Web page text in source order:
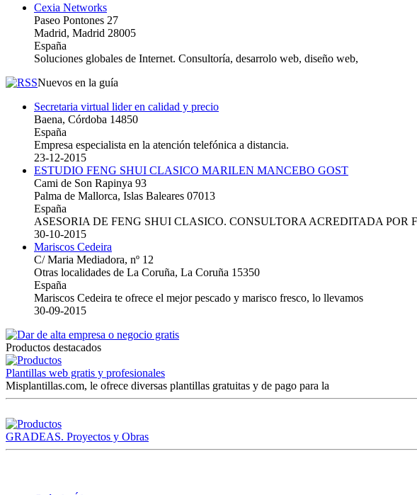
Cexia Networks
Paseo Pontones 27
Madrid, Madrid 28005
España
Soluciones globales de Internet. Consultoría, desarrolo web, diseño web,
Nuevos en la guía
Secretaria virtual lider en calidad y precio
Baena, Córdoba 14850
España
Empresa especialista en la atención telefónica a distancia.
23-12-2015
ESTUDIO FENG SHUI CLASICO MARILEN MANCEBO GOST
Cami de Son Rapinya 93
Palma de Mallorca, Islas Baleares 07013
España
ASESORIA DE FENG SHUI CLASICO. CONSULTORA ACREDITADA POR
30-10-2015
Mariscos Cedeira
C/ Maria Mediadora, nº 12
Otras localidades de La Coruña, La Coruña 15350
España
Mariscos Cedeira te ofrece el mejor pescado y marisco fresco, lo llevamos
30-09-2015
Productos destacados
Plantillas web gratis y profesionales
Misplantillas.com, le ofrece diversas plantillas gratuitas y de pago para la
GRADEAS. Proyectos y Obras